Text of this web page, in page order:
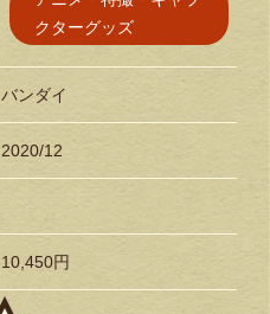
クターグッズ
バンダイ
2020/12
10,450円